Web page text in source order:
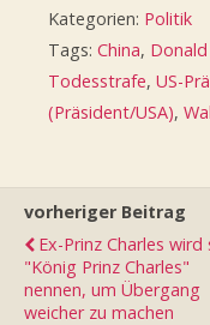
Kategorien: Politik
Tags: China,
Todesstrafe, US-
(Präsident/USA),
vorheriger Beitrag
Ex-Prinz Charles wird
"König Prinz Charles"
nennen, um Übergang
weicher zu machen